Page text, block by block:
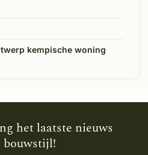
kempische woning
het laatste nieuws
bouwstijl!